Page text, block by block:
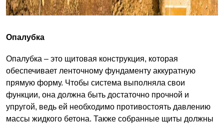
Опалубка
Опалубка – это щитовая конструкция, которая
обеспечивает ленточному фундаменту аккуратную
прямую форму. Чтобы система выполняла свои
функции, она должна быть достаточно прочной и
упругой, ведь ей необходимо противостоять давлению
массы жидкого бетона. Также собранные щиты должны